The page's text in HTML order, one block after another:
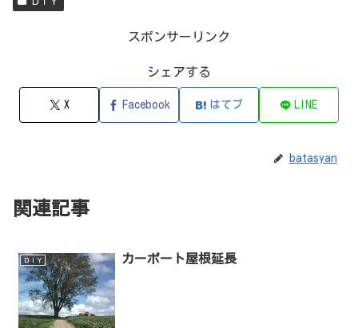
スポンサーリンク
シェアする
X Facebook はてブ LINE
batasyan
関連記事
ＤＩＹ カーポート屋根延長